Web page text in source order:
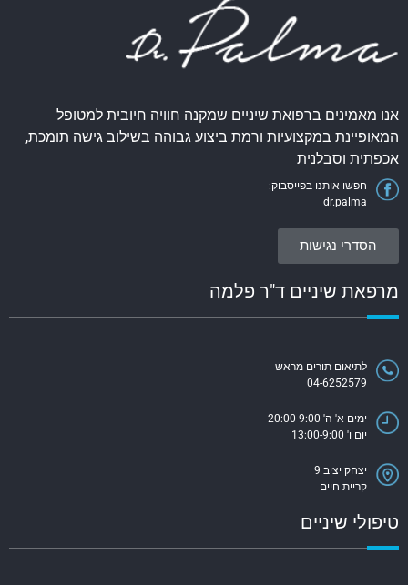
אנו מאמינים ברפואת שיניים שמקנה חוויה חיובית למטופל
המאופיינת במקצועיות ורמת ביצוע גבוהה בשילוב גישה תומכת,
אכפתית וסבלנית
חפשו אותנו בפייסבוק:
dr.palma
הסדרי נגישות
מרפאת שיניים ד"ר פלמה
לתיאום תורים מראש
04-6252579
ימים א'-ה' 20:00-9:00
יום ו' 13:00-9:00
יצחק יציב 9
קריית חיים
טיפולי שיניים